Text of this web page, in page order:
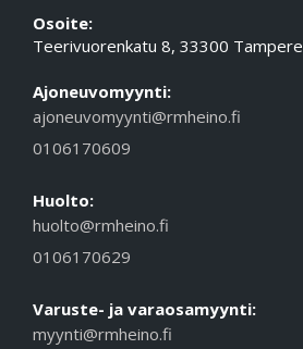
Osoite:
Teerivuorenkatu 8, 33300 Tampere
Ajoneuvomyynti:
ajoneuvomyynti@rmheino.fi
0106170609
Huolto:
huolto@rmheino.fi
0106170629
Varuste- ja varaosamyynti:
myynti@rmheino.fi